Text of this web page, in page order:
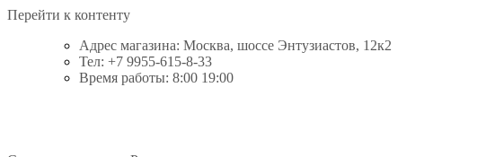
Перейти к контенту
Адрес магазина: Москва, шоссе Энтузиастов, 12к2
Тел: +7 9955-615-8-33
Время работы: 8:00 19:00